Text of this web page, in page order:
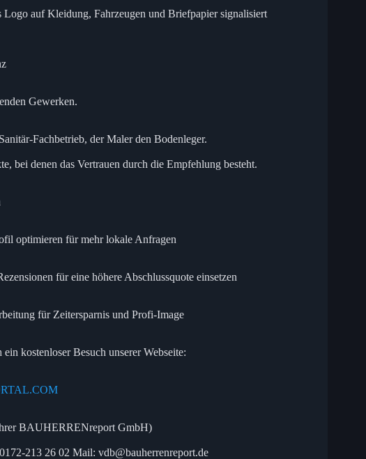
auf Kleidung, Fahrzeugen und Briefpapier signalisiert
Gewerken.
Fachbetrieb, der Maler den Bodenleger.
bei denen das Vertrauen durch die Empfehlung besteht.
optimieren für mehr lokale Anfragen
für eine höhere Abschlussquote einsetzen
für Zeitersparnis und Profi-Image
kostenloser Besuch unserer Webseite:
BAUHERRENreport GmbH)
213 26 02 Mail: vdb@bauherrenreport.de